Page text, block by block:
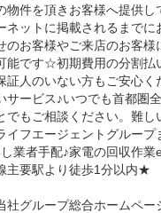
物件を頂きお客様へ提供し
ネットに掲載されるまでに
のお客様やご来店のお客様
能です☆初期費用の分割払
人のいない方もご安心く
サービス♪いつでも首都圏
もご相談ください。難し
イフエージェントグループ
業者手配♪家電の回収作業
主要駅より徒歩1分以内★
社グループ総合ホームペー